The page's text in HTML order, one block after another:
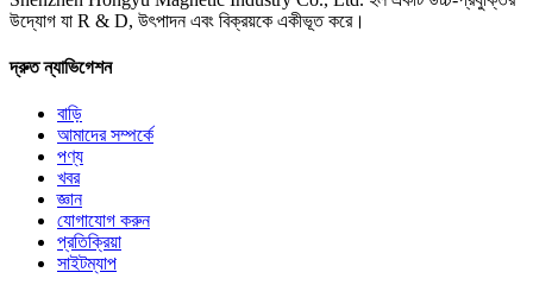
উদ্যোগ যা R & D, উৎপাদন এবং বিক্রয়কে একীভূত করে।
দ্রুত ন্যাভিগেশন
বাড়ি
আমাদের সম্পর্কে
পণ্য
খবর
জ্ঞান
যোগাযোগ করুন
প্রতিক্রিয়া
সাইটম্যাপ